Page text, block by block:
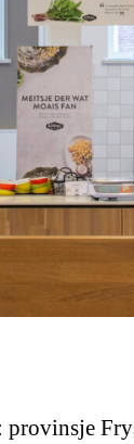
provinsje